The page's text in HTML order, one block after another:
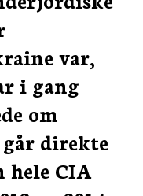
var,
i gang
om
direkte
hele CIA